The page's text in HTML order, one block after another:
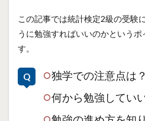
この記事では統計検定2級の受験
うに勉強すればいいのかという
す。
独学での注意点は？
何から勉強してい